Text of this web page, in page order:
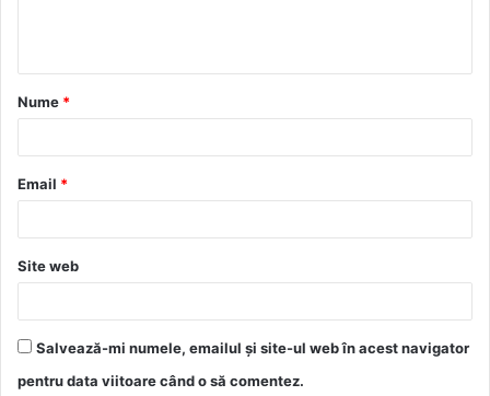
a
r
*
Nume *
Email *
Site web
Salvează-mi numele, emailul și site-ul web în acest navigator
pentru data viitoare când o să comentez.